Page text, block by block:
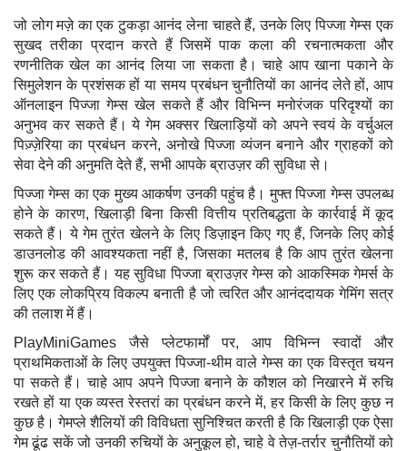
जो लोग मज़े का एक टुकड़ा आनंद लेना चाहते हैं, उनके लिए पिज्जा गेम्स एक
सुखद तरीका प्रदान करते हैं जिसमें पाक कला की रचनात्मकता और
रणनीतिक खेल का आनंद लिया जा सकता है। चाहे आप खाना पकाने के
सिमुलेशन के प्रशंसक हों या समय प्रबंधन चुनौतियों का आनंद लेते हों, आप
ऑनलाइन पिज्जा गेम्स खेल सकते हैं और विभिन्न मनोरंजक परिदृश्यों का
अनुभव कर सकते हैं। ये गेम अक्सर खिलाड़ियों को अपने स्वयं के वर्चुअल
पिज़्ज़ेरिया का प्रबंधन करने, अनोखे पिज्जा व्यंजन बनाने और ग्राहकों को
सेवा देने की अनुमति देते हैं, सभी आपके ब्राउज़र की सुविधा से।
पिज्जा गेम्स का एक मुख्य आकर्षण उनकी पहुंच है। मुफ्त पिज्जा गेम्स उपलब्ध
होने के कारण, खिलाड़ी बिना किसी वित्तीय प्रतिबद्धता के कार्रवाई में कूद
सकते हैं। ये गेम तुरंत खेलने के लिए डिज़ाइन किए गए हैं, जिनके लिए कोई
डाउनलोड की आवश्यकता नहीं है, जिसका मतलब है कि आप तुरंत खेलना
शुरू कर सकते हैं। यह सुविधा पिज्जा ब्राउज़र गेम्स को आकस्मिक गेमर्स के
लिए एक लोकप्रिय विकल्प बनाती है जो त्वरित और आनंददायक गेमिंग सत्र
की तलाश में हैं।
PlayMiniGames जैसे प्लेटफार्मों पर, आप विभिन्न स्वादों और
प्राथमिकताओं के लिए उपयुक्त पिज्जा-थीम वाले गेम्स का एक विस्तृत चयन
पा सकते हैं। चाहे आप अपने पिज्जा बनाने के कौशल को निखारने में रुचि
रखते हों या एक व्यस्त रेस्तरां का प्रबंधन करने में, हर किसी के लिए कुछ न
कुछ है। गेमप्ले शैलियों की विविधता सुनिश्चित करती है कि खिलाड़ी एक ऐसा
गेम ढूंढ सकें जो उनकी रुचियों के अनुकूल हो, चाहे वे तेज़-तर्रार चुनौतियों को